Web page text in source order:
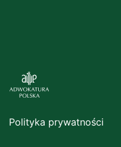
Polityka prywatności